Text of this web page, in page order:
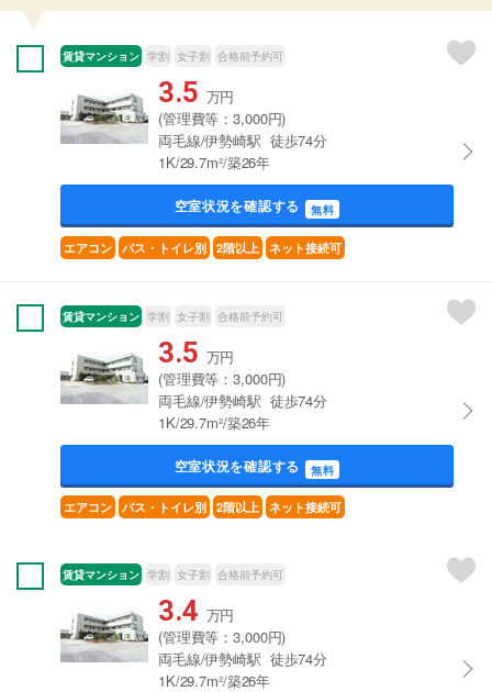
賃貸マンション 学割 女子割 合格前予約可
3.5 万円
(管理費等：3,000円)
両毛線/伊勢崎駅 徒歩74分
1K/29.7m²/築26年
空室状況を確認する 無料
エアコン バス・トイレ別 2階以上 ネット接続可
賃貸マンション 学割 女子割 合格前予約可
3.5 万円
(管理費等：3,000円)
両毛線/伊勢崎駅 徒歩74分
1K/29.7m²/築26年
空室状況を確認する 無料
エアコン バス・トイレ別 2階以上 ネット接続可
賃貸マンション 学割 女子割 合格前予約可
3.4 万円
(管理費等：3,000円)
両毛線/伊勢崎駅 徒歩74分
1K/29.7m²/築26年